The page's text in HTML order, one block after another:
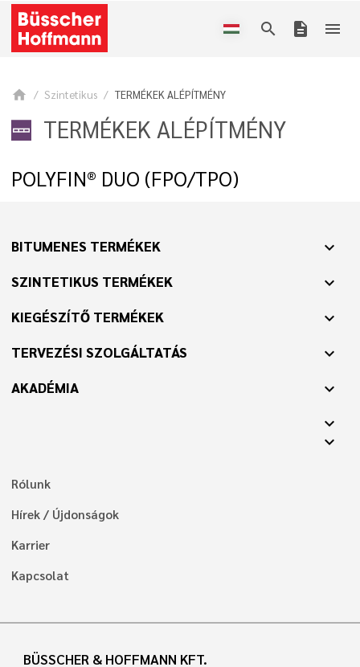
search description menu
home Szintetikus TERMÉKEK ALÉPÍTMÉNY
TERMÉKEK ALÉPÍTMÉNY
POLYFIN® DUO (FPO/TPO)
BITUMENES TERMÉKEK expand_more
SZINTETIKUS TERMÉKEK expand_more
KIEGÉSZÍTŐ TERMÉKEK expand_more
TERVEZÉSI SZOLGÁLTATÁS expand_more
AKADÉMIA
expand_more
expand_more
expand_more
Rólunk
Hírek / Újdonságok
Karrier
Kapcsolat
BÜSSCHER & HOFFMANN KFT.